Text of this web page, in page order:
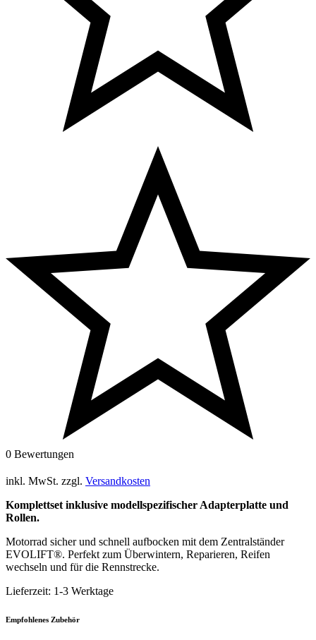
0 Bewertungen
inkl. MwSt. zzgl. Versandkosten
Komplettset inklusive modellspezifischer Adapterplatte und
Rollen.
Motorrad sicher und schnell aufbocken mit dem Zentralständer
EVOLIFT®. Perfekt zum Überwintern, Reparieren, Reifen
wechseln und für die Rennstrecke.
Lieferzeit: 1-3 Werktage
Empfohlenes Zubehör